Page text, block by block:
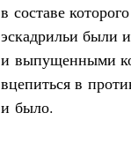
в составе
эскадрильи были
и выпущенными
вцепиться в
и было.